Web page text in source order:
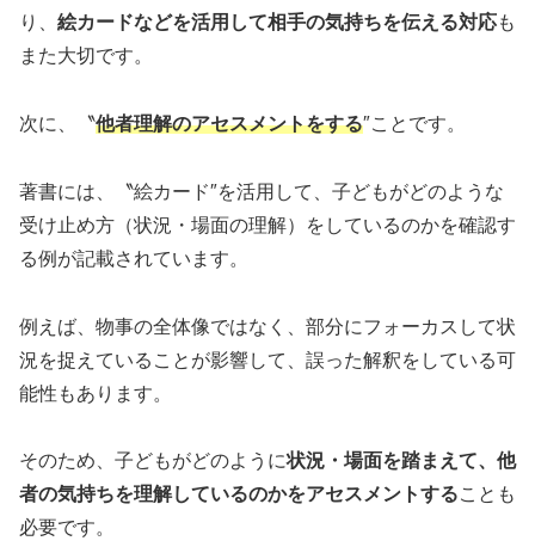
り、 絵カードなどを活用して相手の気持ちを伝える対応も
また大切です。
次に、〝他者理解のアセスメントをする″ことです。
著書には、〝絵カード″を活用して、子どもがどのような
受け止め方（状況・場面の理解）をしているのかを確認す
る例が記載されています。
例えば、物事の全体像ではなく、部分にフォーカスして状
況を捉えていることが影響して、誤った解釈をしている可
能性もあります。
そのため、子どもがどのように状況・場面を踏まえて、他
者の気持ちを理解しているのかをアセスメントすることも
必要です。